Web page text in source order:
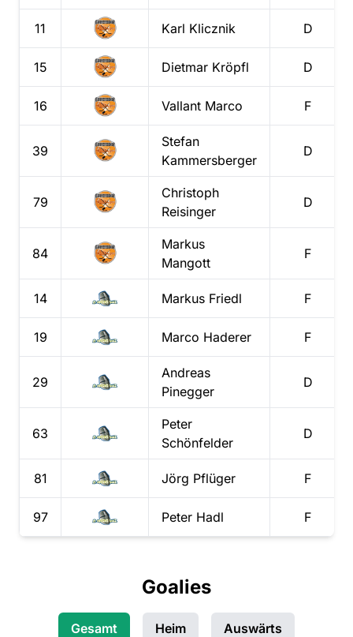
11 Karl Klicznik D
15 Dietmar Kröpfl D
16 Vallant Marco F
39
Stefan
Kammersberger
D
79
Christoph
Reisinger
D
84
Markus
Mangott
F
14 Markus Friedl F
19 Marco Haderer F
29
Andreas
Pinegger
D
63
Peter
Schönfelder
D
81 Jörg Pflüger F
97 Peter Hadl F
Goalies
Gesamt Heim Auswärts